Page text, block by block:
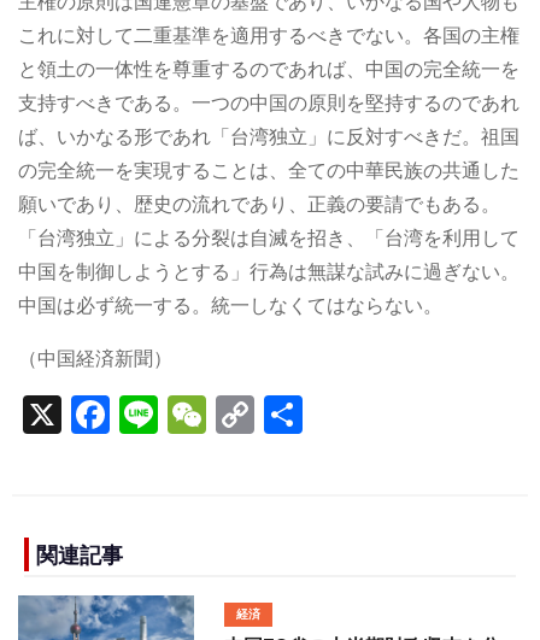
これに対して二重基準を適用するべきでない。各国の主権
と領土の一体性を尊重するのであれば、中国の完全統一を
支持すべきである。一つの中国の原則を堅持するのであれ
ば、いかなる形であれ「台湾独立」に反対すべきだ。祖国
の完全統一を実現することは、全ての中華民族の共通した
願いであり、歴史の流れであり、正義の要請でもある。
「台湾独立」による分裂は自滅を招き、「台湾を利用して
中国を制御しようとする」行為は無謀な試みに過ぎない。
中国は必ず統一する。統一しなくてはならない。
（中国経済新聞）
X F
a
e
b
o
Li
n
W
e
C
o
n
関連記事
経済